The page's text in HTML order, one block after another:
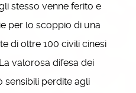
stesso venne ferito e
per lo scoppio di una
di oltre 100 civili cinesi
valorosa difesa dei
sensibili perdite agli